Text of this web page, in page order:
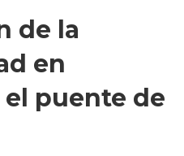
de la
en
puente de